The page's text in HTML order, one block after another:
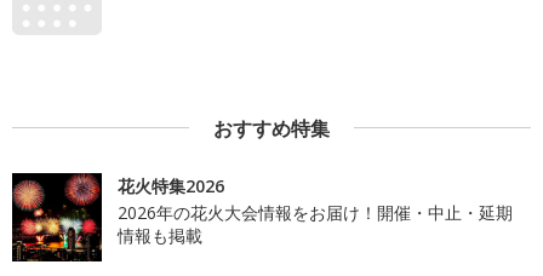
おすすめ特集
花火特集2026
2026年の花火大会情報をお届け！開催・中止・延期
情報も掲載